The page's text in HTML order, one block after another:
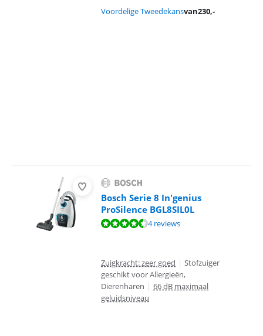
Voordelige Tweedekansvan230,-
Bosch Serie 8 In'genius
ProSilence BGL8SIL0L
Beoordeling is 8,8 van de 10, gebaseerd op 4 reviews.
4 reviews
Zuigkracht: zeer goed | Stofzuiger
geschikt voor Allergieën,
Dierenharen | 66 dB maximaal
geluidsniveau